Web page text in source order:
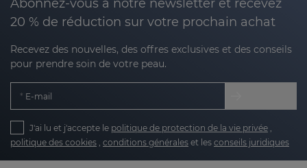
Apaisant
: réduit les rougeurs, les brûlures et
les sensations de brûlure.
Séborégulateur: contrôle la sécrétion sébacée
et normalise la kératinisation.
Dépigmentant doux: atténue les taches
contribuant à un ton plus uniforme.
Abonnez-vous à notre newsletter et recevez
20 % de réduction sur votre prochain achat
Recevez des nouvelles, des offres exclusives et des conseils
pour prendre soin de votre peau.
E-mail
J'ai lu et j'accepte le politique de protection de la vie privée
politique des cookies conditions générales et les conseils juridiques